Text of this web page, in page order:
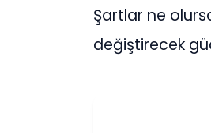
Şartlar ne
değiştirecek